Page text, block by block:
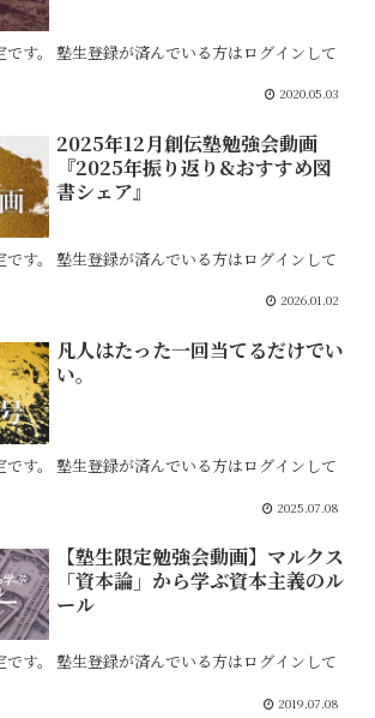
です。 塾生登録が済んでいる方はログインして
2020.05.03
2025年12月創伝塾勉強会動画
『2025年振り返り&おすすめ図
書シェア』
です。 塾生登録が済んでいる方はログインして
2026.01.02
凡人はたった一回当てるだけでい
い。
です。 塾生登録が済んでいる方はログインして
2025.07.08
【塾生限定勉強会動画】マルクス
「資本論」から学ぶ資本主義のル
ール
です。 塾生登録が済んでいる方はログインして
2019.07.08